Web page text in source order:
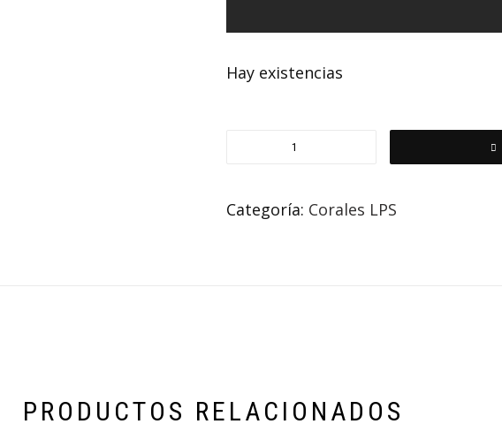
Hay existencias
Categoría: Corales LPS
PRODUCTOS RELACIONADOS